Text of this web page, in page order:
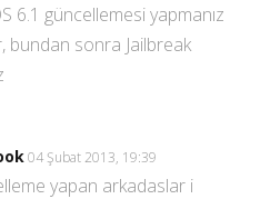
6.1 güncellemesi yapmanız
bundan sonra Jailbreak
04 Şubat 2013, 19:39
yapan arkadaslar i